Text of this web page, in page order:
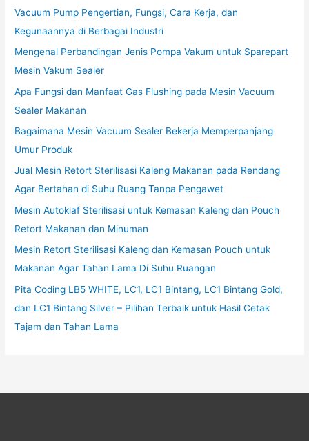
Vacuum Pump Pengertian, Fungsi, Cara Kerja, dan
Kegunaannya di Berbagai Industri
Mengenal Perbandingan Jenis Pompa Vakum untuk Sparepart
Mesin Vakum Sealer
Apa Fungsi dan Manfaat Gas Flushing pada Mesin Vacuum
Sealer Makanan
Bagaimana Mesin Vacuum Sealer Bekerja Memperpanjang
Umur Produk
Jual Mesin Retort Sterilisasi Kaleng Makanan pada Rendang
Agar Bertahan di Suhu Ruang Tanpa Pengawet
Mesin Autoklaf Sterilisasi untuk Kemasan Kaleng dan Pouch
Retort Makanan dan Minuman
Mesin Retort Sterilisasi Kaleng dan Kemasan Pouch untuk
Makanan Agar Tahan Lama Di Suhu Ruangan
Pita Coding LB5 WHITE, LC1, LC1 Bintang, LC1 Bintang Gold,
dan LC1 Bintang Silver – Pilihan Terbaik untuk Hasil Cetak
Tajam dan Tahan Lama